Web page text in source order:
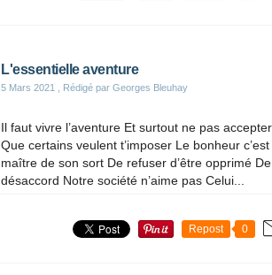
L'essentielle aventure
5 Mars 2021 , Rédigé par Georges Bleuhay
Il faut vivre l’aventure Et surtout ne pas
Que certains veulent t’imposer Le bonheur
maître de son sort De refuser d’être opprimé
désaccord Notre société n’aime pas Celui...
Repost 0